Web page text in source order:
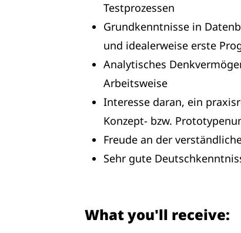
Testprozessen
Grundkenntnisse in
und idealerweise erste
Analytisches
Arbeitsweise
Interesse daran, ein
Konzept- bzw.
Freude an der
Sehr gute
What you'll receive: